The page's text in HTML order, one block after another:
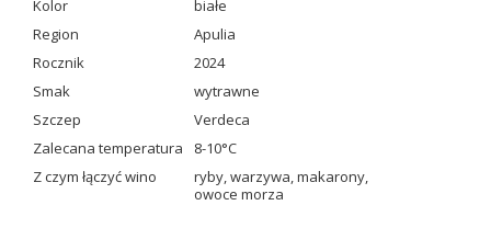
Kolor
białe
Region
Apulia
Rocznik
2024
Smak
wytrawne
Szczep
Verdeca
Zalecana temperatura
8-10°C
Z czym łączyć wino
ryby,warzywa,makarony,
owoce morza